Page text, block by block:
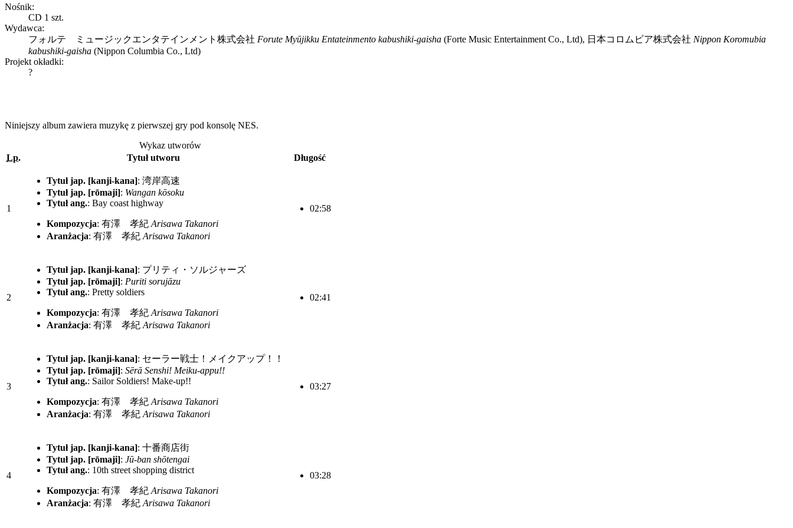
Nośnik:
CD 1 szt.
Wydawca:
フォルテ ミュージックエンタテインメント株式会社 Forute Myūjikku Entateinmento kabushiki-gaisha (Forte Music Entertainment Co., Ltd), 日本コロムビア株式会社 Nippon Koromubia
kabushiki-gaisha (Nippon Columbia Co., Ltd)
Projekt okładki:
?
Niniejszy album zawiera muzykę z pierwszej gry pod konsolę NES.
Wykaz utworów
Lp.
Tytuł utworu Długość
1
Tytuł jap. [kanji-kana]: 湾岸高速
Tytuł jap. [rōmaji]: Wangan kōsoku
Tytuł ang.: Bay coast highway
Kompozycja: 有澤 孝紀 Arisawa Takanori
Aranżacja: 有澤 孝紀 Arisawa Takanori
02:58
2
Tytuł jap. [kanji-kana]: プリティ・ソルジャーズ
Tytuł jap. [rōmaji]: Puriti sorujāzu
Tytuł ang.: Pretty soldiers
Kompozycja: 有澤 孝紀 Arisawa Takanori
Aranżacja: 有澤 孝紀 Arisawa Takanori
02:41
3
Tytuł jap. [kanji-kana]: セーラー戦士！メイクアップ！！
Tytuł jap. [rōmaji]: Sērā Senshi! Meiku-appu!!
Tytuł ang.: Sailor Soldiers! Make-up!!
Kompozycja: 有澤 孝紀 Arisawa Takanori
Aranżacja: 有澤 孝紀 Arisawa Takanori
03:27
4
Tytuł jap. [kanji-kana]: 十番商店街
Tytuł jap. [rōmaji]: Jū-ban shōtengai
Tytuł ang.: 10th street shopping district
Kompozycja: 有澤 孝紀 Arisawa Takanori
Aranżacja: 有澤 孝紀 Arisawa Takanori
03:28